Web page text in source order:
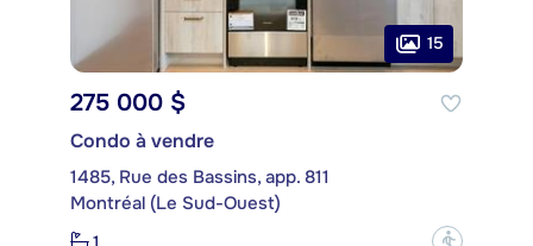
15
275 000 $
Condo à vendre
1485, Rue des Bassins, app. 811
Montréal (Le Sud-Ouest)
?